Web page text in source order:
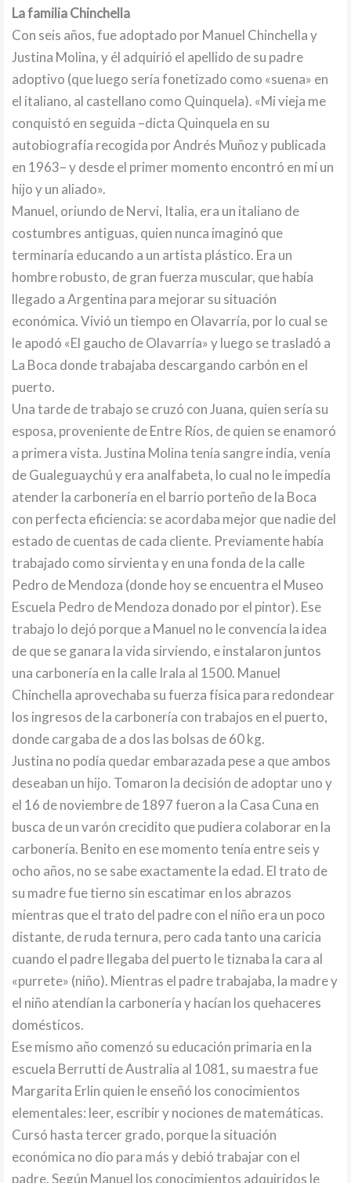
La familia Chinchella
Con seis años, fue adoptado por Manuel Chinchella y
Justina Molina, y él adquirió el apellido de su padre
adoptivo (que luego sería fonetizado como «suena» en
el italiano, al castellano como Quinquela). «Mi vieja me
conquistó en seguida –dicta Quinquela en su
autobiografía recogida por Andrés Muñoz y publicada
en 1963– y desde el primer momento encontró en mí un
hijo y un aliado».
Manuel, oriundo de Nervi, Italia, era un italiano de
costumbres antiguas, quien nunca imaginó que
terminaría educando a un artista plástico. Era un
hombre robusto, de gran fuerza muscular, que había
llegado a Argentina para mejorar su situación
económica. Vivió un tiempo en Olavarría, por lo cual se
le apodó «El gaucho de Olavarría» y luego se trasladó a
La Boca donde trabajaba descargando carbón en el
puerto.
Una tarde de trabajo se cruzó con Juana, quien sería su
esposa, proveniente de Entre Ríos, de quien se enamoró
a primera vista. Justina Molina tenía sangre india, venía
de Gualeguaychú y era analfabeta, lo cual no le impedía
atender la carbonería en el barrio porteño de la Boca
con perfecta eficiencia: se acordaba mejor que nadie del
estado de cuentas de cada cliente. Previamente había
trabajado como sirvienta y en una fonda de la calle
Pedro de Mendoza (donde hoy se encuentra el Museo
Escuela Pedro de Mendoza donado por el pintor). Ese
trabajo lo dejó porque a Manuel no le convencía la idea
de que se ganara la vida sirviendo, e instalaron juntos
una carbonería en la calle Irala al 1500. Manuel
Chinchella aprovechaba su fuerza física para redondear
los ingresos de la carbonería con trabajos en el puerto,
donde cargaba de a dos las bolsas de 60 kg.
Justina no podía quedar embarazada pese a que ambos
deseaban un hijo. Tomaron la decisión de adoptar uno y
el 16 de noviembre de 1897 fueron a la Casa Cuna en
busca de un varón crecidito que pudiera colaborar en la
carbonería. Benito en ese momento tenía entre seis y
ocho años, no se sabe exactamente la edad. El trato de
su madre fue tierno sin escatimar en los abrazos
mientras que el trato del padre con el niño era un poco
distante, de ruda ternura, pero cada tanto una caricia
cuando el padre llegaba del puerto le tiznaba la cara al
«purrete» (niño). Mientras el padre trabajaba, la madre y
el niño atendían la carbonería y hacían los quehaceres
domésticos.
Ese mismo año comenzó su educación primaria en la
escuela Berrutti de Australia al 1081, su maestra fue
Margarita Erlin quien le enseñó los conocimientos
elementales: leer, escribir y nociones de matemáticas.
Cursó hasta tercer grado, porque la situación
económica no dio para más y debió trabajar con el
padre. Según Manuel los conocimientos adquiridos le